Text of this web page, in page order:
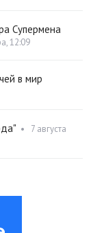
Супермена
12:09
в мир
•
7 августа